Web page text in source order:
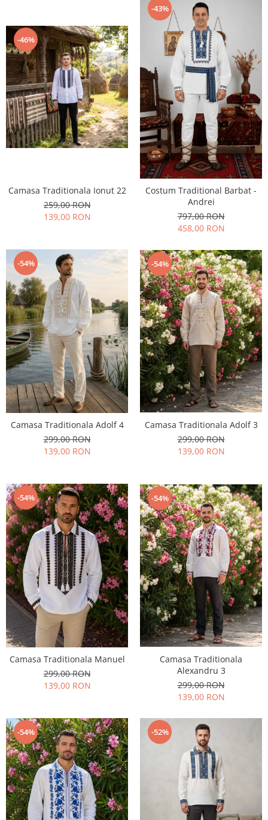
-46%
Camasa Traditionala Ionut 22
259,00 RON
139,00 RON
-43%
Costum Traditional Barbat -
Andrei
797,00 RON
458,00 RON
-54%
Camasa Traditionala Adolf 4
299,00 RON
139,00 RON
-54%
Camasa Traditionala Adolf 3
299,00 RON
139,00 RON
-54%
Camasa Traditionala Manuel
299,00 RON
139,00 RON
-54%
Camasa Traditionala
Alexandru 3
299,00 RON
139,00 RON
-54% -52%